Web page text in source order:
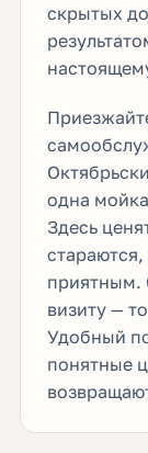
скрытых
одна
Здесь
приятным.
визиту —
Удобный
понятные